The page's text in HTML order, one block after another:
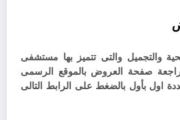
والتجميل والتى تتميز بها مستشفى
صفحة العروض بالموقع الرسمى
اول بأول بالضغط على الرابط التالى